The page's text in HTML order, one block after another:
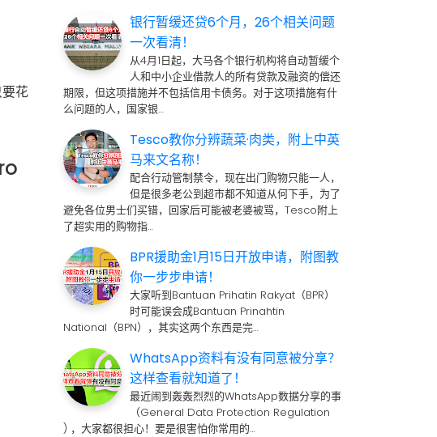
花
银行暂缓还贷6个月，26个相关问题
一次看清！
从4月1日起，大马各个银行机构将自动暂缓个
人和中小企业借款人的所有贷款及融资的偿还
期限，但这项措施并不包括信用卡债务。对于这项措施有什
么问题的人，国家银…
Tesco教你分辨蔬菜·肉类，附上中英
马来文名称！
配合行动管制禁令，现在出门购物只能一人，
但是很多老公到超市都不知道从何下手，为了
避免各位男士们买错，回家后可能被老婆被骂，Tesco附上
了超实用的购物指…
BPR援助金1月15日开放申请，附图教
你一步步申请！
大家听到Bantuan Prihatin Rakyat（BPR）
时可能误会成Bantuan Prinahtin
National（BPN），其实这两个东西是完…
WhatsApp资料有没有同意被分享？
这样查看就知道了！
最近闹到轰轰烈烈的WhatsApp数据分享的事
（General Data Protection Regulation
) ，大家都很担心！要是很害怕你常用的…